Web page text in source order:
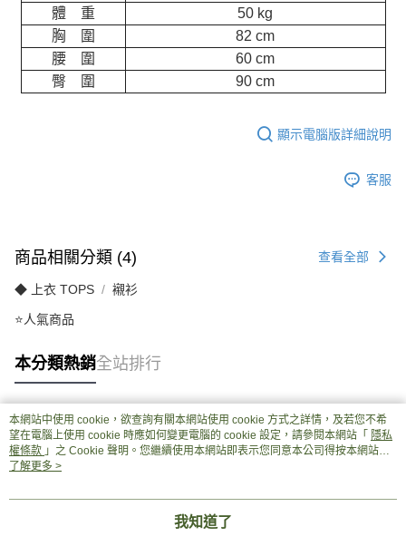
體 重
50 kg
胸 圍
82 cm
腰 圍
60 cm
臀 圍
90 cm
顯示電腦版詳細說明
客服
商品相關分類 (4) 查看全部
◆ 上衣 TOPS 襯衫
⭐人氣商品
本分類熱銷全站排行
熱門標籤
本網站中使用 cookie，欲查詢有關本網站使用 cookie 方式之詳情，及若您不希
望在電腦上使用 cookie 時應如何變更電腦的 cookie 設定，請參閱本網站「 隱私
權條款 」之 Cookie 聲明。您繼續使用本網站即表示您同意本公司得按本網站使
用條款之 Cookie 聲明使用 cookie。
了解更多 >
我知道了